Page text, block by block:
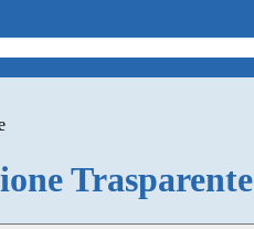
Trasparente